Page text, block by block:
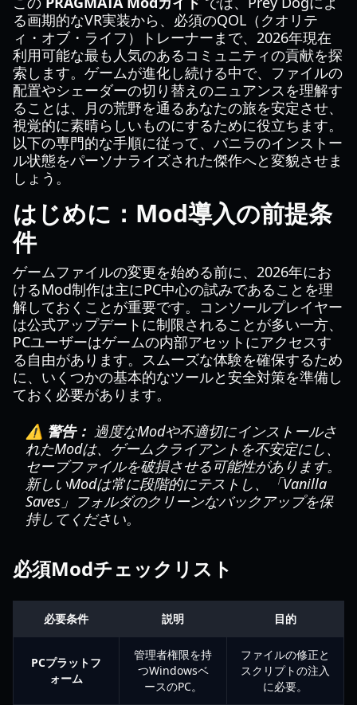
る画期的なVR実装から、必須のQOL（クオリテ
ィ・オブ・ライフ）トレーナーまで、2026年現在
利用可能な最も人気のあるコミュニティの貢献を探
索します。ゲームが進化し続ける中で、ファイルの
配置やシェーダーの切り替えのニュアンスを理解す
ることは、月の荒野を通るあなたの旅を安定させ、
視覚的に素晴らしいものにするために役立ちます。
以下の専門的な手順に従って、バニラのインストー
ル状態をパーソナライズされた傑作へと変貌させま
しょう。
はじめに：Mod導入の前提条
件
ゲームファイルの変更を始める前に、2026年にお
けるMod制作は主にPC中心の試みであることを理
解しておくことが重要です。コンソールプレイヤー
は公式アップデートに制限されることが多い一方、
PCユーザーはゲームの内部アセットにアクセスす
る自由があります。スムーズな体験を確保するため
に、いくつかの基本的なツールと安全対策を準備し
ておく必要があります。
⚠️ 警告： 過度なModや不適切にインストールさ
れたModは、ゲームクライアントを不安定にし、
セーブファイルを破損させる可能性があります。
新しいModは常に段階的にテストし、「Vanilla
Saves」フォルダのクリーンなバックアップを保
持してください。
必須Modチェックリスト
必要条件 説明 目的
PCプラットフ
ォーム
管理者権限を持
つWindowsベ
ースのPC。
ファイルの修正と
スクリプトの注入
に必要。